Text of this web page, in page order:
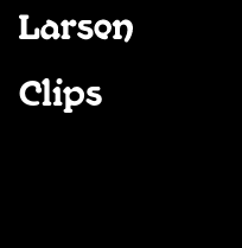
Fil d’ariane
Clips